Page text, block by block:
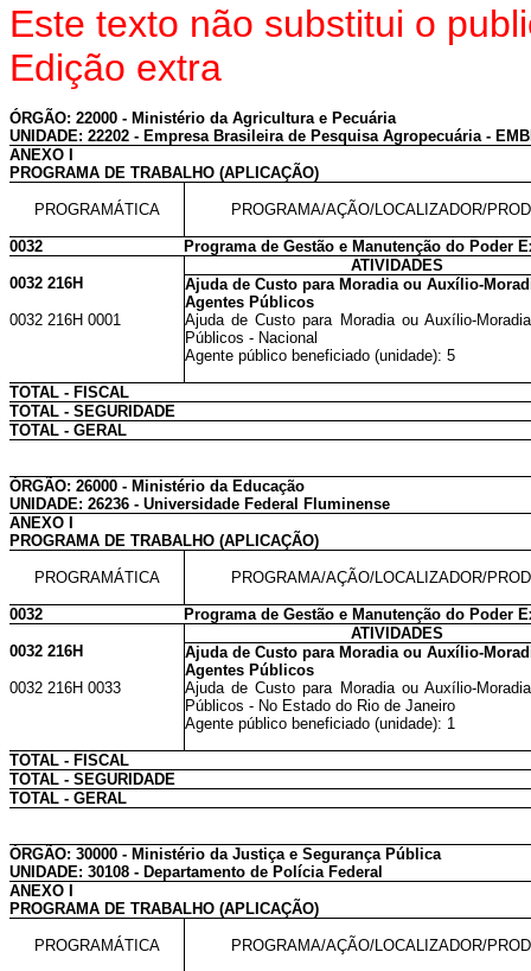
Este texto não substitui o
Edição extra
ÓRGÃO: 22000 - Ministério da Agricultura e Pecuária
UNIDADE: 22202 - Empresa Brasileira de Pesquisa Agropecuária -
ANEXO I
PROGRAMA DE TRABALHO (APLICAÇÃO)
PROGRAMÁTICA PROGRAMA/AÇÃO/LOCALIZADOR/
0032
Programa de Gestão e Manutenção do Poder
ATIVIDADES
0032 216H
Ajuda de Custo para Moradia ou Auxílio-
Agentes Públicos
0032 216H 0001
Ajuda de Custo para Moradia ou Auxílio-
Públicos - Nacional
Agente público beneficiado (unidade): 5
TOTAL - FISCAL
TOTAL - SEGURIDADE
TOTAL - GERAL
ÓRGÃO: 26000 - Ministério da Educação
UNIDADE: 26236 - Universidade Federal Fluminense
ANEXO I
PROGRAMA DE TRABALHO (APLICAÇÃO)
PROGRAMÁTICA PROGRAMA/AÇÃO/LOCALIZADOR/
0032
Programa de Gestão e Manutenção do Poder
ATIVIDADES
0032 216H
Ajuda de Custo para Moradia ou Auxílio-
Agentes Públicos
0032 216H 0033
Ajuda de Custo para Moradia ou Auxílio-
Públicos - No Estado do Rio de Janeiro
Agente público beneficiado (unidade): 1
TOTAL - FISCAL
TOTAL - SEGURIDADE
TOTAL - GERAL
ÓRGÃO: 30000 - Ministério da Justiça e Segurança Pública
UNIDADE: 30108 - Departamento de Polícia Federal
ANEXO I
PROGRAMA DE TRABALHO (APLICAÇÃO)
PROGRAMÁTICA PROGRAMA/AÇÃO/LOCALIZADOR/